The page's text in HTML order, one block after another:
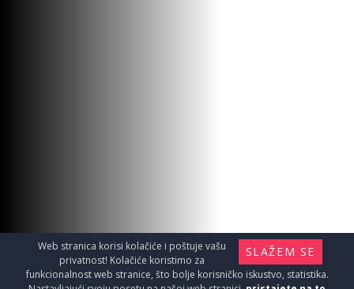
SLAŽEM SE
Web stranica korisi kolačiće i poštuje vašu
privatnost! Kolačiće koristimo za
funkcionalnost web stranice, što bolje korisničko iskustvo, statistika.